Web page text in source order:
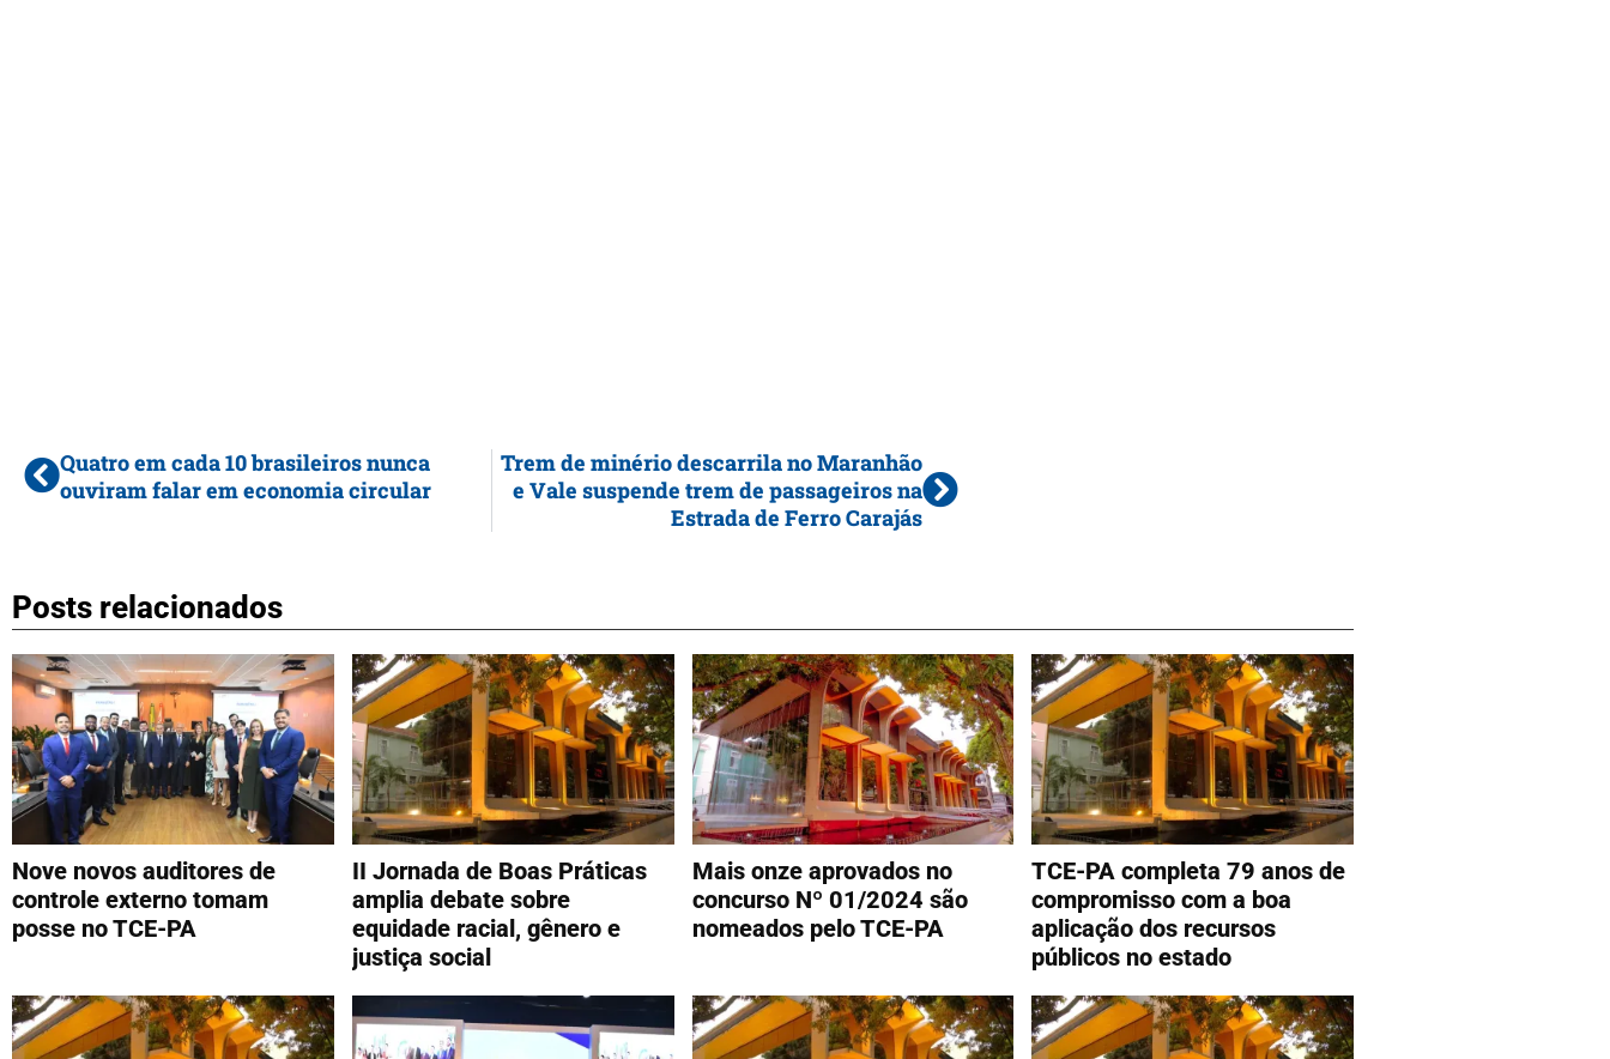
Quatro em cada 10 brasileiros nunca
ouviram falar em economia circular
Trem de minério descarrila no Maranhão
e Vale suspende trem de passageiros na
Estrada de Ferro Carajás
Posts relacionados
Nove novos auditores de
controle externo tomam
posse no TCE-PA
II Jornada de Boas Práticas
amplia debate sobre
equidade racial, gênero e
justiça social
Mais onze aprovados no
concurso Nº 01/2024 são
nomeados pelo TCE-PA
TCE-PA completa 79 anos de
compromisso com a boa
aplicação dos recursos
públicos no estado